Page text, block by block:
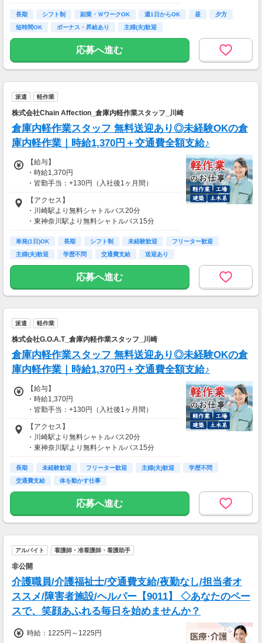
◆土曜・日曜・祝日は時給100円アップ
◆毎月20日締め、翌月5日支払い
※試用期間6か月あり、試用期間後と同条件
長期 シフト制 副業・ＷワークOK 週1日からOK 昼
夕方
短時間OK
ボーナス・昇給あり 主婦(夫)歓迎
応募へ進む
派遣 軽作業
株式会社Chain Affection_倉庫内軽作業スタッフ_川崎
倉庫内軽作業スタッフ 無料送迎あり◎未経験OKの倉
庫内軽作業｜時給1,370円＋交通費全額支給♪
【給与】
・時給1,370円
・皆勤手当：+130円（入社後1ヶ月間）
・交通費全額支給
【アクセス】
・川崎駅より無料シャトルバス20分
・東神奈川駅より無料シャトルバス15分
・鶴見駅より無料シャトルバス20分
単発(1日)OK 長期 シフト制 未経験歓迎
フリーター歓迎
主婦(夫)歓迎
学歴不問 交通費支給 送迎あり
応募へ進む
派遣 軽作業
株式会社G.O.A.T_倉庫内軽作業スタッフ_川崎
倉庫内軽作業スタッフ 無料送迎あり◎未経験OKの倉
庫内軽作業｜時給1,370円＋交通費全額支給♪
【給与】
・時給1,370円
・皆勤手当：+130円（入社後1ヶ月間）
・交通費全額支給
【アクセス】
・川崎駅より無料シャトルバス20分
・東神奈川駅より無料シャトルバス15分
・鶴見駅より無料シャトルバス20分
長期 未経験歓迎 フリーター歓迎 主婦(夫)歓迎
学歴不問
交通費支給
体を動かす仕事
応募へ進む
アルバイト 看護師・准看護師・看護助手
非公開
介護職員/介護福祉士/交通費支給/夜勤なし/担当者オ
ススメ/障害者施設/ヘルパー【9011】 ◇あなたのペー
スで、笑顔あふれる毎日を始めませんか？
時給：1225円～1225円